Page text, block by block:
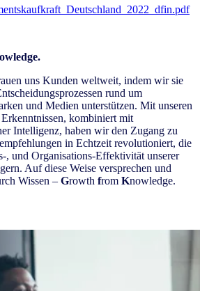
uns Kunden weltweit, indem wir sie
rund um
und Medien unterstützen. Mit unseren
kombiniert mit
Intelligenz, haben wir den Zugang zu
in Echtzeit revolutioniert, die
, und Organisations-Effektivität unserer
Auf diese Weise versprechen und
Wissen – Growth from Knowledge.